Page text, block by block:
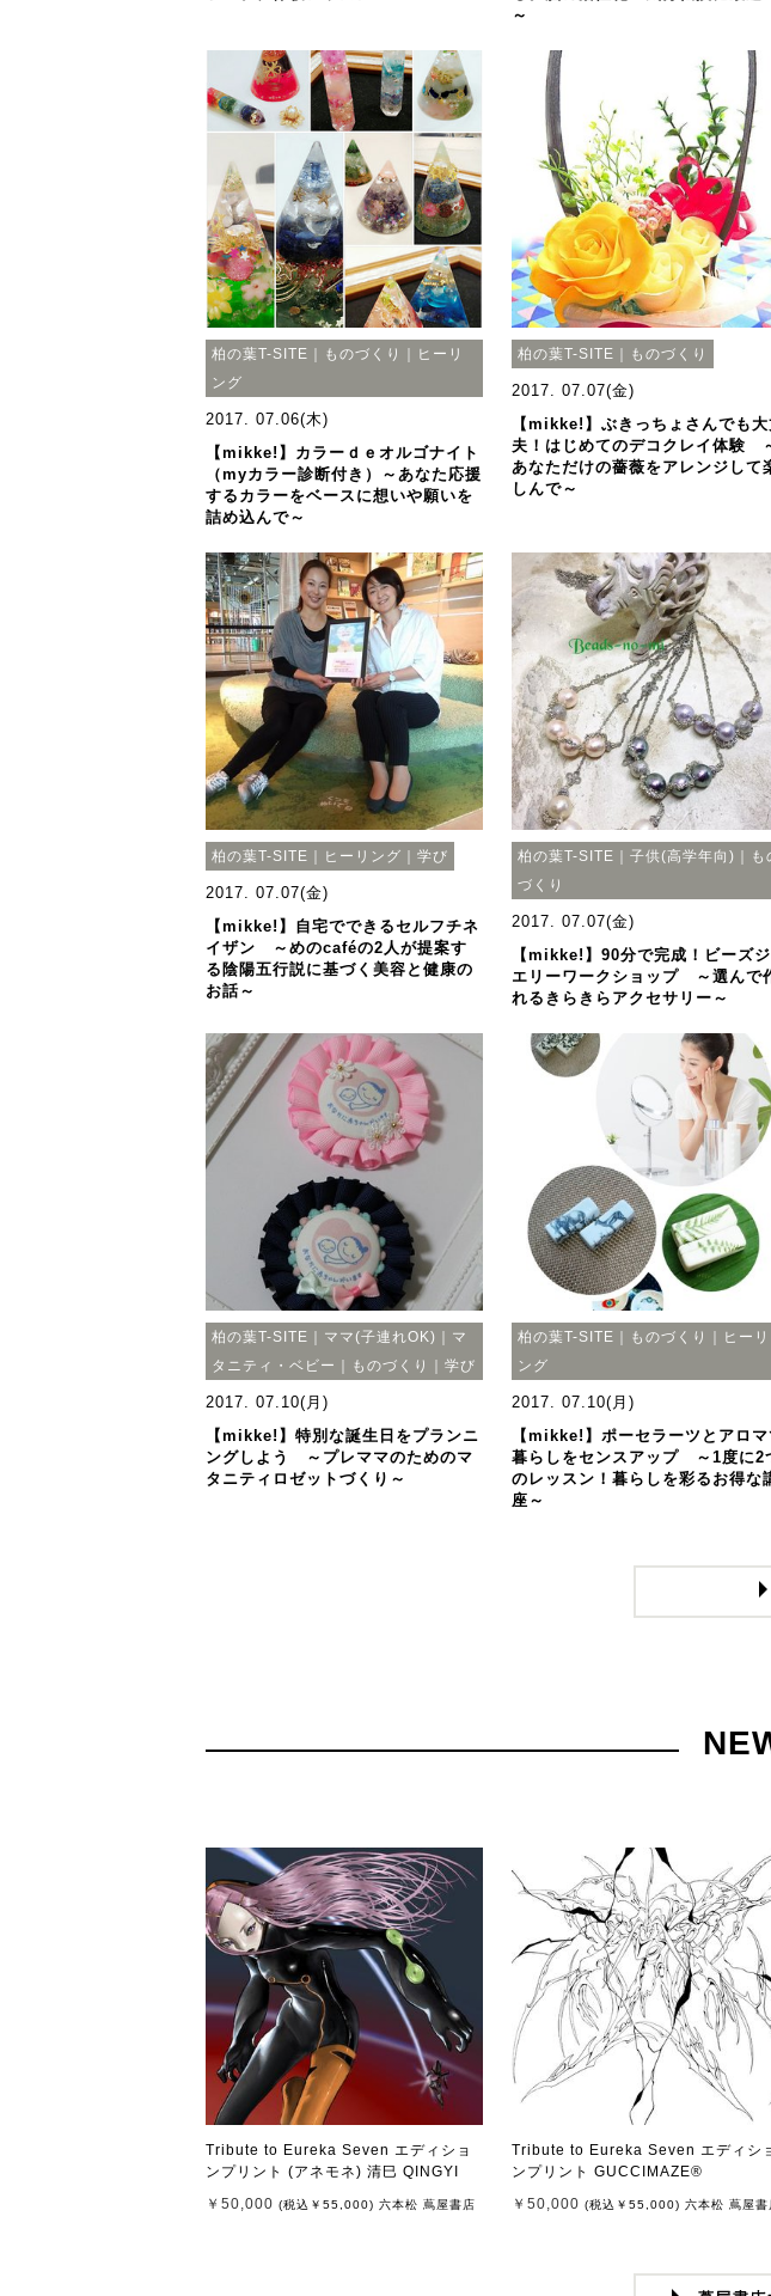
～
柏の葉T-SITE｜ものづくり｜ヒーリ
ング
2017. 07.06(木)
【mikke!】カラーｄｅオルゴナイト
（myカラー診断付き）～あなた応援
するカラーをベースに想いや願いを
詰め込んで～
柏の葉T-SITE｜ものづくり
2017. 07.07(金)
【mikke!】ぶきっちょさんでも大
夫！はじめてのデコクレイ体験
あなただけの薔薇をアレンジして
しんで～
柏の葉T-SITE｜ヒーリング｜学び
2017. 07.07(金)
【mikke!】自宅でできるセルフチネ
イザン ～めのcaféの2人が提案す
る陰陽五行説に基づく美容と健康の
お話～
柏の葉T-SITE｜子供(高学年向)｜も
づくり
2017. 07.07(金)
【mikke!】90分で完成！ビーズ
エリーワークショップ ～選んで
れるきらきらアクセサリー～
柏の葉T-SITE｜ママ(子連れOK)｜マ
タニティ・ベビー｜ものづくり｜学び
2017. 07.10(月)
【mikke!】特別な誕生日をプランニ
ングしよう ～プレママのためのマ
タニティロゼットづくり～
柏の葉T-SITE｜ものづくり｜ヒーリ
ング
2017. 07.10(月)
【mikke!】ポーセラーツとアロ
暮らしをセンスアップ ～1度に2
のレッスン！暮らしを彩るお得な
座～
Tribute to Eureka Seven エディショ
ンプリント (アネモネ) 清巳 QINGYI
￥50,000 (税込 ￥55,000) 六本松 蔦屋書店
Tribute to Eureka Seven エディシ
ンプリント GUCCIMAZE®
￥50,000 (税込 ￥55,000) 六本松 蔦屋書